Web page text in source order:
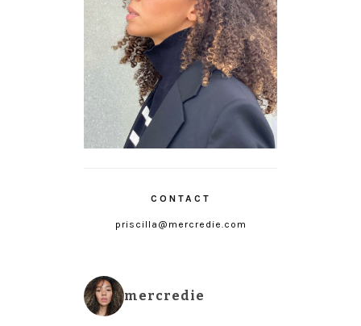
CONTACT
priscilla@mercredie.com
mercredie